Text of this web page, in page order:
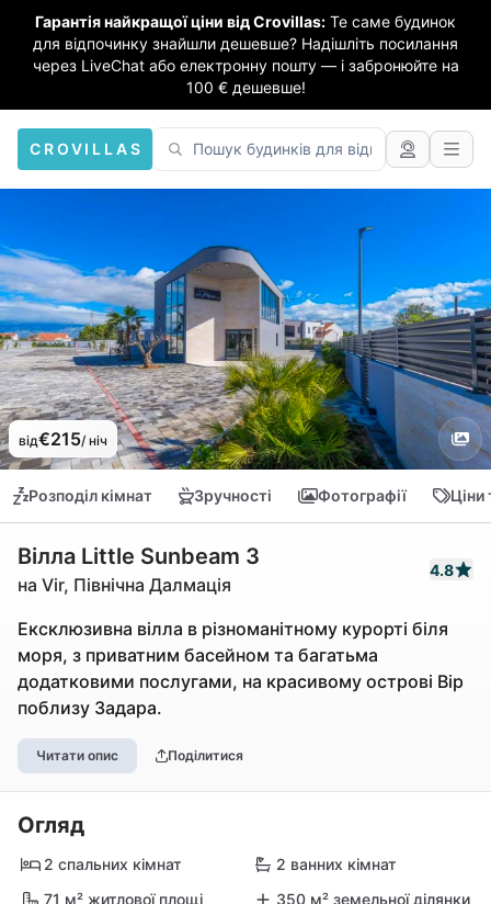
Гарантія найкращої ціни від Crovillas: Те саме будинок
для відпочинку знайшли дешевше? Надішліть посилання
через LiveChat або електронну пошту — і забронюйте на
100 € дешевше!
CROVILLAS
від€215/ ніч
Розподіл кімнат Зручності Фотографії Ціни
Вілла Little Sunbeam 3
на Vir, Північна Далмація
4.8
Ексклюзивна вілла в різноманітному курорті біля
моря, з приватним басейном та багатьма
додатковими послугами, на красивому острові Вір
поблизу Задара.
Читати опис Поділитися
Огляд
2 спальних кімнат
2 ванних кімнат
71 м² житлової площі
350 м² земельної ділянки